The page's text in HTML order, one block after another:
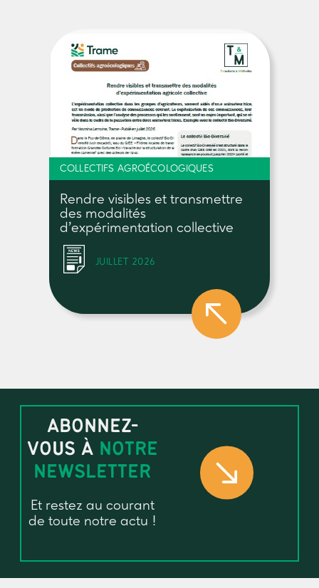
COLLECTIFS AGROÉCOLOGIQUES
Rendre visibles et transmettre
des modalités
d’expérimentation collective
JUILLET 2026
ABONNEZ-
VOUS À NOTRE
NEWSLETTER
Et restez au courant
de toute notre actu !